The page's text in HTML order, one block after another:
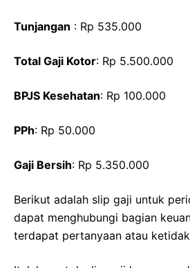
Tunjangan : Rp 535.000
Total Gaji Kotor: Rp 5.500.000
BPJS Kesehatan: Rp 100.000
PPh: Rp 50.000
Gaji Bersih: Rp 5.350.000
Berikut adalah slip gaji untuk
dapat menghubungi bagian
terdapat pertanyaan atau